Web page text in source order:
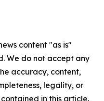
content "as is"
We do not accept any
accuracy, content,
legality, or
in this article.